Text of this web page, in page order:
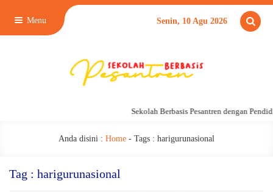
Menu Senin, 10 Agu 2026
Sekolah Berbasis Pesantren dengan
Anda disini : Home - Tags : harigurunasional
Tag : harigurunasional